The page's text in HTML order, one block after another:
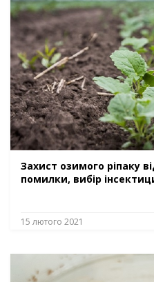
Захист озимого ріпаку
помилки, вибір
15 лютого 2021